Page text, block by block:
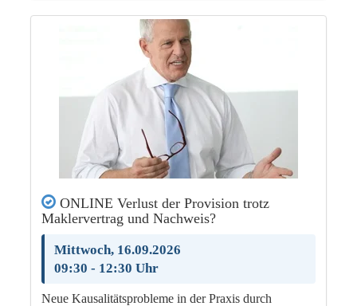
ONLINE Verlust der Provision trotz
Maklervertrag und Nachweis?
Mittwoch, 16.09.2026
09:30 - 12:30 Uhr
Neue Kausalitätsprobleme in der Praxis durch